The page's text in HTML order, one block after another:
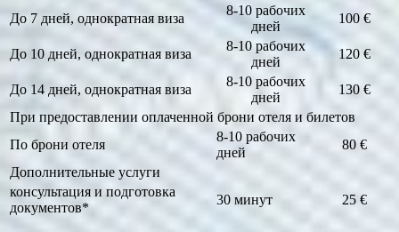
До 7 дней, однократная виза
8-10 рабочих
дней
100 €
До 10 дней, однократная виза
8-10 рабочих
дней
120 €
До 14 дней, однократная виза
8-10 рабочих
дней
130 €
При предоставлении оплаченной брони отеля и билетов
По брони отеля
8-10 рабочих
дней
80 €
Дополнительные услуги
консультация и подготовка
документов*
30 минут 25 €